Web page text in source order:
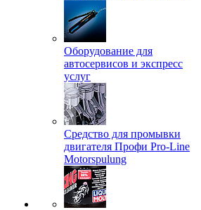
Оборудование для
автосервисов и экспресс
услуг
Средство для промывки
двигателя Профи Pro-Line
Motorspulung